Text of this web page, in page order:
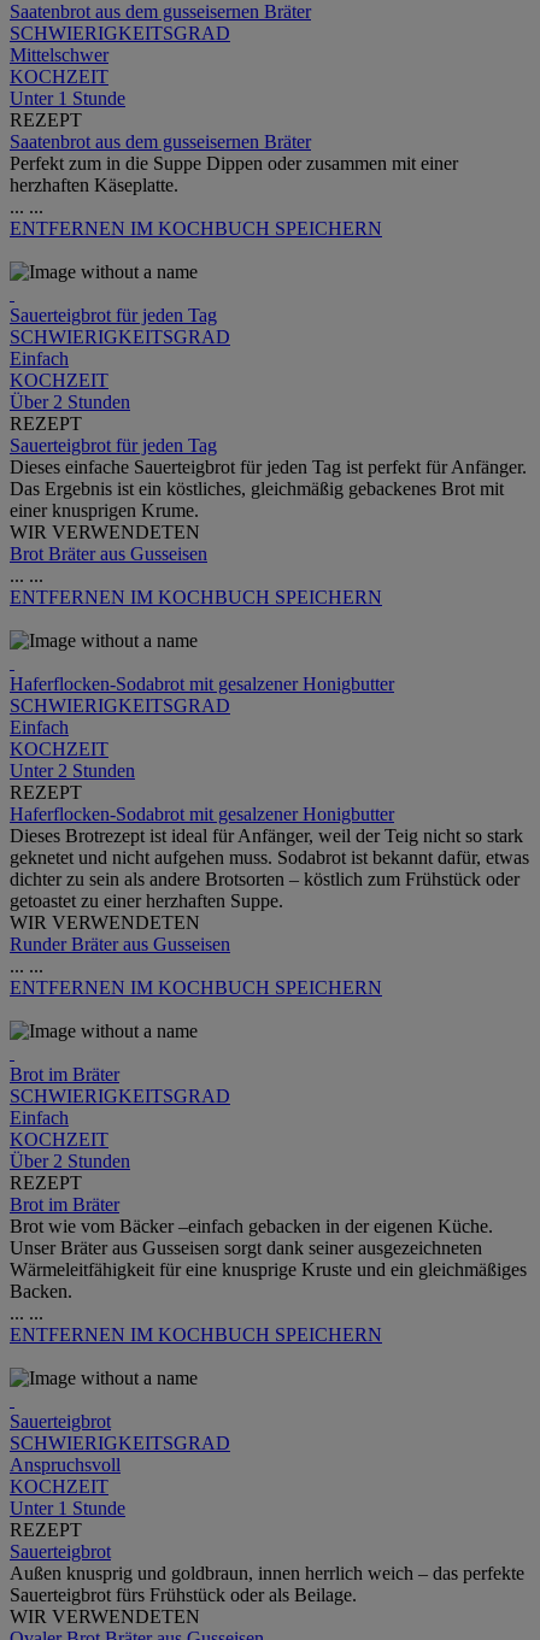
Saatenbrot aus dem gusseisernen Bräter
SCHWIERIGKEITSGRAD
Mittelschwer
KOCHZEIT
Unter 1 Stunde
REZEPT
Saatenbrot aus dem gusseisernen Bräter
Perfekt zum in die Suppe Dippen oder zusammen mit einer
herzhaften Käseplatte.
... ...
ENTFERNEN IM KOCHBUCH SPEICHERN
Sauerteigbrot für jeden Tag
SCHWIERIGKEITSGRAD
Einfach
KOCHZEIT
Über 2 Stunden
REZEPT
Sauerteigbrot für jeden Tag
Dieses einfache Sauerteigbrot für jeden Tag ist perfekt für Anfänger.
Das Ergebnis ist ein köstliches, gleichmäßig gebackenes Brot mit
einer knusprigen Krume.
WIR VERWENDETEN
Brot Bräter aus Gusseisen
... ...
ENTFERNEN IM KOCHBUCH SPEICHERN
Haferflocken-Sodabrot mit gesalzener Honigbutter
SCHWIERIGKEITSGRAD
Einfach
KOCHZEIT
Unter 2 Stunden
REZEPT
Haferflocken-Sodabrot mit gesalzener Honigbutter
Dieses Brotrezept ist ideal für Anfänger, weil der Teig nicht so stark
geknetet und nicht aufgehen muss. Sodabrot ist bekannt dafür, etwas
dichter zu sein als andere Brotsorten – köstlich zum Frühstück oder
getoastet zu einer herzhaften Suppe.
WIR VERWENDETEN
Runder Bräter aus Gusseisen
... ...
ENTFERNEN IM KOCHBUCH SPEICHERN
Brot im Bräter
SCHWIERIGKEITSGRAD
Einfach
KOCHZEIT
Über 2 Stunden
REZEPT
Brot im Bräter
Brot wie vom Bäcker –einfach gebacken in der eigenen Küche.
Unser Bräter aus Gusseisen sorgt dank seiner ausgezeichneten
Wärmeleitfähigkeit für eine knusprige Kruste und ein gleichmäßiges
Backen.
... ...
ENTFERNEN IM KOCHBUCH SPEICHERN
Sauerteigbrot
SCHWIERIGKEITSGRAD
Anspruchsvoll
KOCHZEIT
Unter 1 Stunde
REZEPT
Sauerteigbrot
Außen knusprig und goldbraun, innen herrlich weich – das perfekte
Sauerteigbrot fürs Frühstück oder als Beilage.
WIR VERWENDETEN